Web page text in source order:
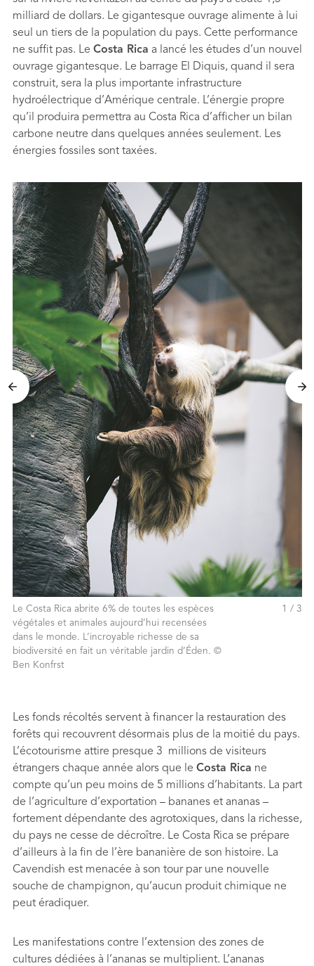
milliard de dollars. Le gigantesque ouvrage alimente à lui
seul un tiers de la population du pays. Cette performance
ne sufﬁt pas. Le Costa Rica a lancé les études d’un nouvel
ouvrage gigantesque. Le barrage El Diquis, quand il sera
construit, sera la plus importante infrastructure
hydroélectrique d’Amérique centrale. L’énergie propre
qu’il produira permettra au Costa Rica d’afﬁcher un bilan
carbone neutre dans quelques années seulement. Les
énergies fossiles sont taxées.
Le Costa Rica abrite 6% de toutes les espèces
végétales et animales aujourd’hui recensées
dans le monde. L’incroyable richesse de sa
biodiversité en fait un véritable jardin d’Éden. ©
Ben Konfrst
1 / 3
Les fonds récoltés servent à ﬁnancer la restauration des
forêts qui recouvrent désormais plus de la moitié du pays.
L’écotourisme attire presque 3 millions de visiteurs
étrangers chaque année alors que le Costa Rica ne
compte qu’un peu moins de 5 millions d’habitants. La part
de l’agriculture d’exportation – bananes et ananas –
fortement dépendante des agrotoxiques, dans la richesse,
du pays ne cesse de décroître. Le Costa Rica se prépare
d’ailleurs à la ﬁn de l’ère bananière de son histoire. La
Cavendish est menacée à son tour par une nouvelle
souche de champignon, qu’aucun produit chimique ne
peut éradiquer.
Les manifestations contre l’extension des zones de
cultures dédiées à l’ananas se multiplient. L’ananas